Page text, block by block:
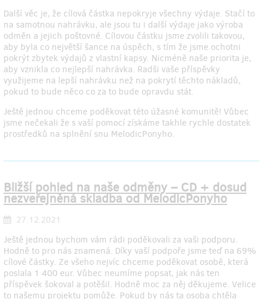
Další věc je, že cílová částka nepokryje všechny výdaje. Stačí to
na samotnou nahrávku, ale jsou tu i další výdaje jako výroba
odměn a jejich poštovné. Cílovou částku jsme zvolili takovou,
aby byla co největší šance na úspěch, s tím že jsme ochotni
pokrýt zbytek výdajů z vlastní kapsy. Nicméně naše priorita je,
aby vznikla co nejlepší nahrávka. Radši vaše příspěvky
využijeme na lepší nahrávku než na pokrytí těchto nákladů,
pokud to bude něco co za to bude opravdu stát.
Ještě jednou chceme poděkovat této úžasné komunitě! Vůbec
jsme nečekali že s vaší pomocí získáme takhle rychle dostatek
prostředků na splnění snu MelodicPonyho.
Bližší pohled na naše odměny – CD + dosud
nezveřejněná skladba od MelodicPonyho
27.12.2021
Ještě jednou bychom vám rádi poděkovali za vaši podporu.
Hodně to pro nás znamená. Díky vaší podpoře jsme teď na 69%
cílové částky. Ze všeho nejvíc chceme poděkovat osobě, která
poslala 1 400 eur. Vůbec neumíme popsat, jak nás ten
příspěvek šokoval a potěšil. Hodně moc za něj děkujeme. Velice
to našemu projektu pomůže. Pokud by nás ta osoba chtěla